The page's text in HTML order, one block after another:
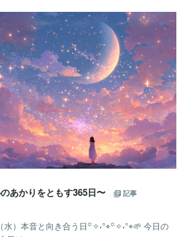
あかりをともす365日〜
記事
）本音と向き合う日꙳✧˖°⌖꙳✧˖°⌖🌱 今日の